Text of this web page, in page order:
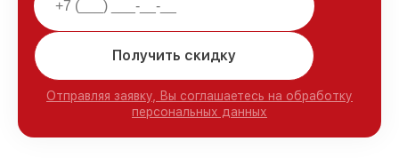
Получить скидку
Отправляя заявку, Вы соглашаетесь на обработку
персональных данных